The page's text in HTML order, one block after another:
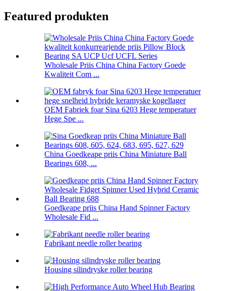
Featured produkten
Wholesale Priis China China Factory Goede
Kwaliteit Com ...
OEM Fabriek foar Sina 6203 Hege temperatuer
Hege Spe ...
China Goedkeape priis China Miniature Ball
Bearings 608, ...
Goedkeape priis China Hand Spinner Factory
Wholesale Fid ...
Fabrikant needle roller bearing
Housing silindryske roller bearing